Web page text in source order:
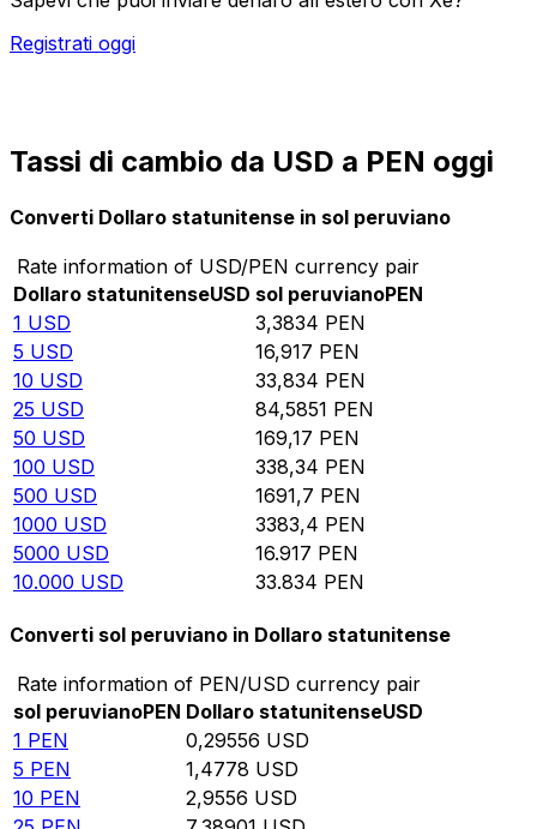
Registrati oggi
Tassi di cambio da USD a PEN oggi
Converti Dollaro statunitense in sol peruviano
Rate information of USD/PEN currency pair
Dollaro statunitenseUSD sol peruvianoPEN
1 USD 3,3834 PEN
5 USD 16,917 PEN
10 USD 33,834 PEN
25 USD 84,5851 PEN
50 USD 169,17 PEN
100 USD 338,34 PEN
500 USD 1691,7 PEN
1000 USD 3383,4 PEN
5000 USD 16.917 PEN
10.000 USD 33.834 PEN
Converti sol peruviano in Dollaro statunitense
Rate information of PEN/USD currency pair
sol peruvianoPEN Dollaro statunitenseUSD
1 PEN 0,29556 USD
5 PEN 1,4778 USD
10 PEN 2,9556 USD